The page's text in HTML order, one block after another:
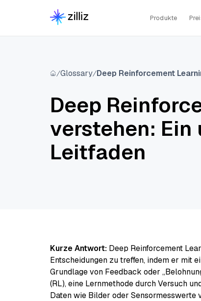
Produkte
Glossary Deep Reinforcement
Deep
verstehen:
Leitfaden
Kurze Antwort: Deep Reinforcement
Entscheidungen zu treffen, indem er mit
Grundlage von Feedback oder
(RL), eine Lernmethode durch Versuch
Daten wie Bilder oder